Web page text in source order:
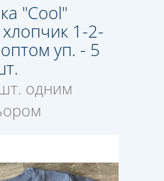
"Cool"
хлопчик 1-2-
уп. - 5
одним